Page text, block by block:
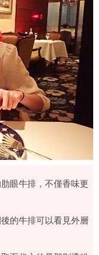
眼牛排，不僅香味更
的牛排可以看見外層